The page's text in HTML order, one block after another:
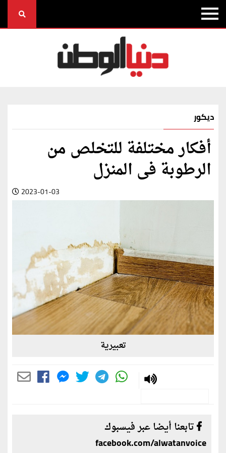
ديكور
أفكار مختلفة للتخلص من
الرطوبة فى المنزل
2023-01-03
تعبيرية
تابعنا أيضا عبر فيسبوك
facebook.com/alwatanvoice